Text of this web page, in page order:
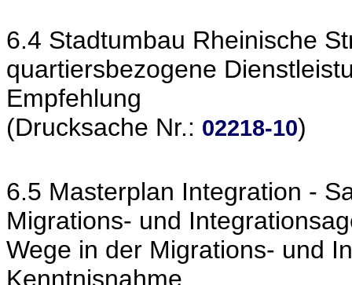
6.4 Stadtumbau Rheinische
quartiersbezogene
Empfehlung
(Drucksache Nr.: 02218-10)
6.5 Masterplan Integration -
Migrations- und
Wege in der Migrations- und
Kenntnisnahme